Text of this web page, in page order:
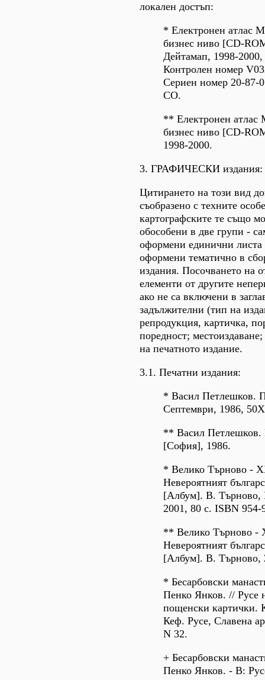
локален достъп:
* Електронен атлас
бизнес ниво [CD-
Дейтамап, 1998-
Контролен номер
Сериен номер 20-87-
СО.
** Електронен
бизнес ниво [CD-
1998-2000.
3. ГРАФИЧЕСКИ издания:
Цитирането на този вид
съобразено с техните
картографските те също
обособени в две групи -
оформени единични
оформени тематично в
издания. Посочването на
елементи от другите
ако не са включени в
задължителни (тип на
репродукция, картичка,
поредност;
на печатното издание.
3.1. Печатни издания:
* Васил Петлешков.
Септември, 1986,
** Васил Петлешков.
[София], 1986.
* Велико Търново -
Невероятният
[Албум]. В. Търново,
2001, 80 с. ISBN 954-
** Велико Търново -
Невероятният
[Албум]. В. Търново,
* Бесарбовски
Пенко Янков. // Русе
пощенски картички.
Кеф. Русе, Славена
N 32.
+ Бесарбовски
Пенко Янков. - В: